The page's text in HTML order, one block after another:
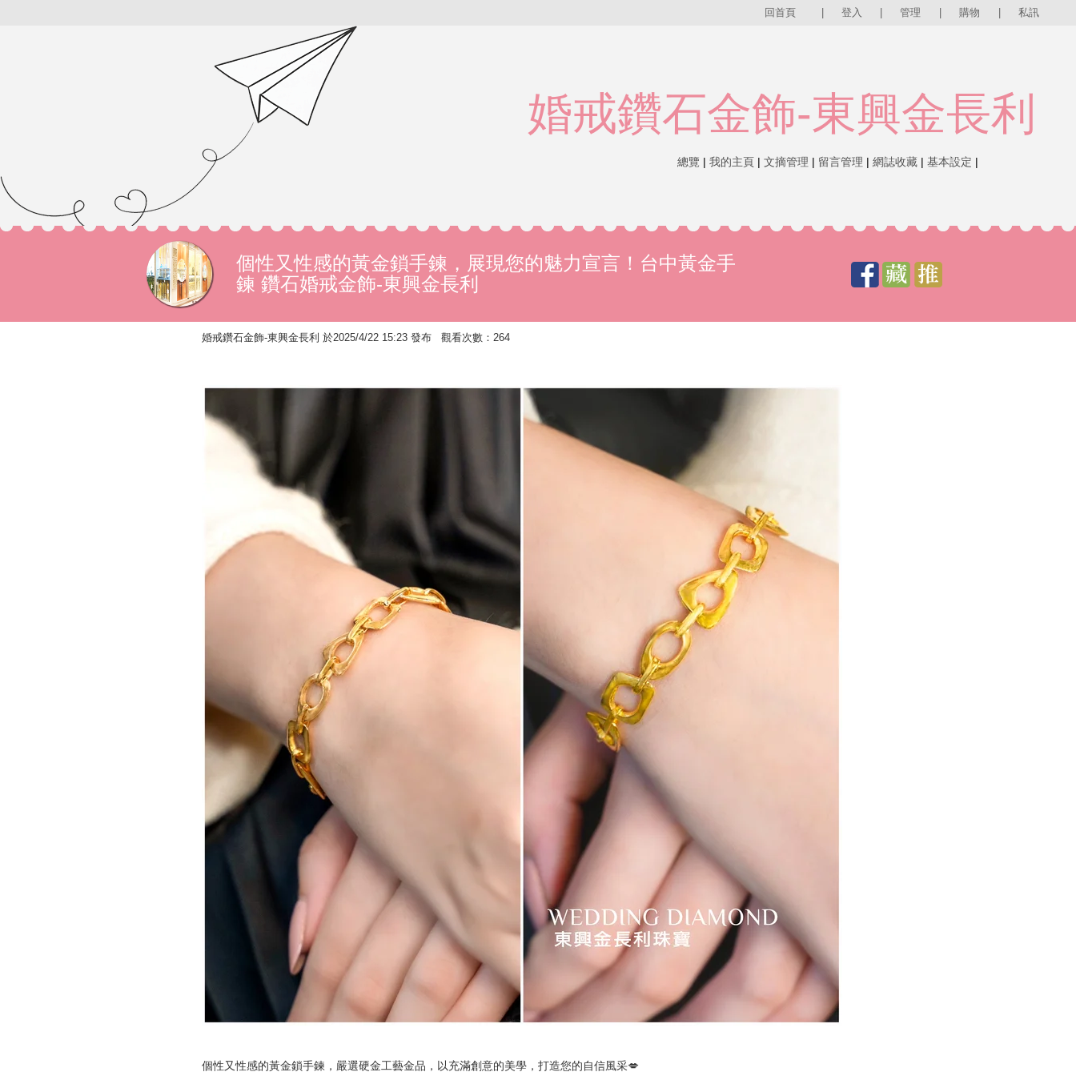
回首頁 登入 管理 購物 私訊
婚戒鑽石金飾-東興金長利
總覽 | 我的主頁 | 文摘管理 | 留言管理 | 網誌收藏 | 基本設定 |
個性又性感的黃金鎖手鍊，展現您的魅力宣言！台中黃金手
鍊 鑽石婚戒金飾-東興金長利
婚戒鑽石金飾-東興金長利 於2025/4/22 15:23 發布 觀看次數：264
個性又性感的黃金鎖手鍊，嚴選硬金工藝金品，以充滿創意的美學，打造您的自信風采💋